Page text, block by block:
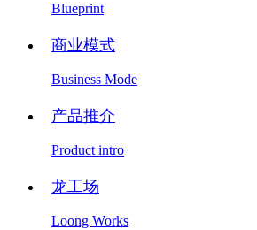
Blueprint
商业模式
Business Mode
产品推介
Product intro
龙工场
Loong Works